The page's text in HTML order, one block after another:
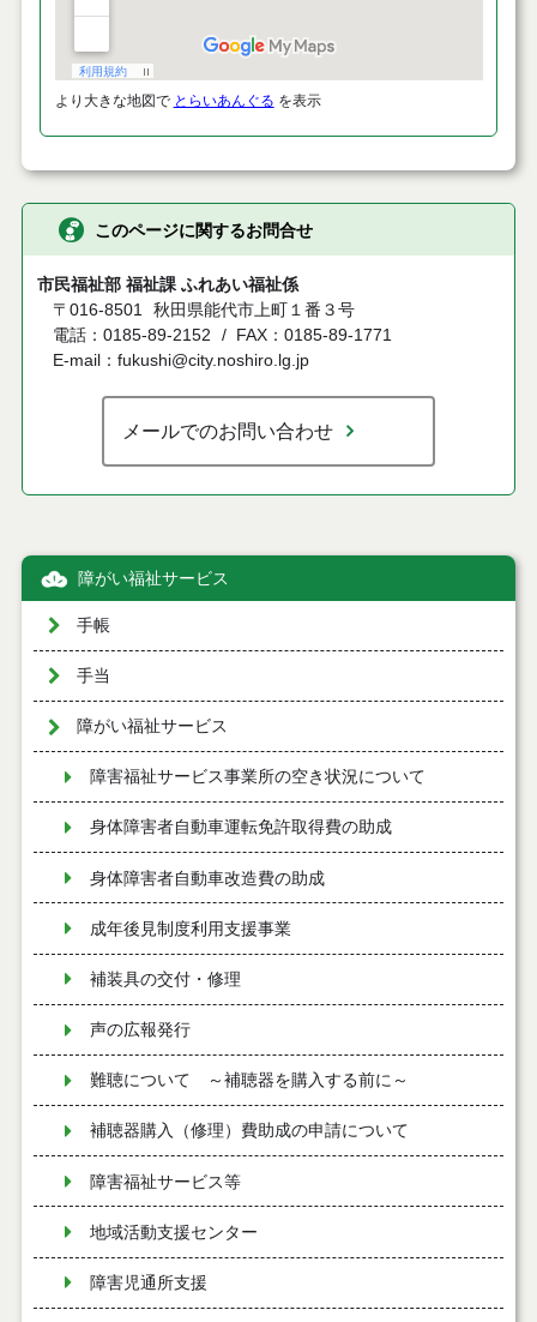
より大きな地図で とらいあんぐる を表示
このページに関するお問合せ
市民福祉部 福祉課 ふれあい福祉係
〒016-8501 秋田県能代市上町１番３号
電話：0185-89-2152
FAX：0185-89-1771
E-mail：fukushi@city.noshiro.lg.jp
メールでのお問い合わせ
障がい福祉サービス
手帳
手当
障がい福祉サービス
障害福祉サービス事業所の空き状況について
身体障害者自動車運転免許取得費の助成
身体障害者自動車改造費の助成
成年後見制度利用支援事業
補装具の交付・修理
声の広報発行
難聴について ～補聴器を購入する前に～
補聴器購入（修理）費助成の申請について
障害福祉サービス等
地域活動支援センター
障害児通所支援